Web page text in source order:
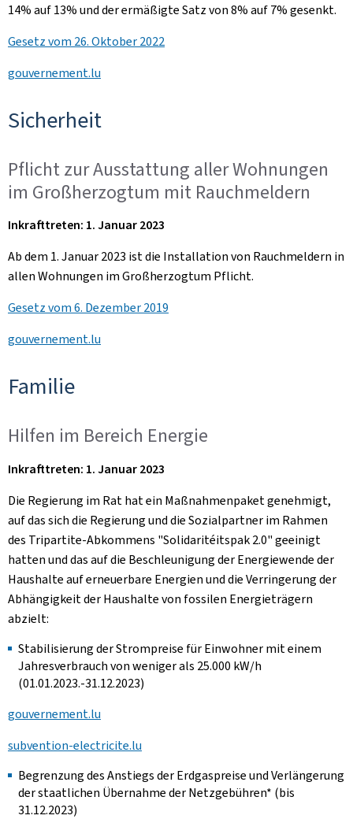
14% auf 13% und der ermäßigte Satz von 8% auf 7% gesenkt.
Gesetz vom 26. Oktober 2022
gouvernement.lu
Sicherheit
Pflicht zur Ausstattung aller Wohnungen
im Großherzogtum mit Rauchmeldern
Inkrafttreten: 1. Januar 2023
Ab dem 1. Januar 2023 ist die Installation von Rauchmeldern in
allen Wohnungen im Großherzogtum Pflicht.
Gesetz vom 6. Dezember 2019
gouvernement.lu
Familie
Hilfen im Bereich Energie
Inkrafttreten: 1. Januar 2023
Die Regierung im Rat hat ein Maßnahmenpaket genehmigt,
auf das sich die Regierung und die Sozialpartner im Rahmen
des Tripartite-Abkommens "Solidaritéitspak 2.0" geeinigt
hatten und das auf die Beschleunigung der Energiewende der
Haushalte auf erneuerbare Energien und die Verringerung der
Abhängigkeit der Haushalte von fossilen Energieträgern
abzielt:
Stabilisierung der Strompreise für Einwohner mit einem
Jahresverbrauch von weniger als 25.000 kW/h
(01.01.2023.-31.12.2023)
gouvernement.lu
subvention-electricite.lu
Begrenzung des Anstiegs der Erdgaspreise und Verlängerung
der staatlichen Übernahme der Netzgebühren* (bis
31.12.2023)